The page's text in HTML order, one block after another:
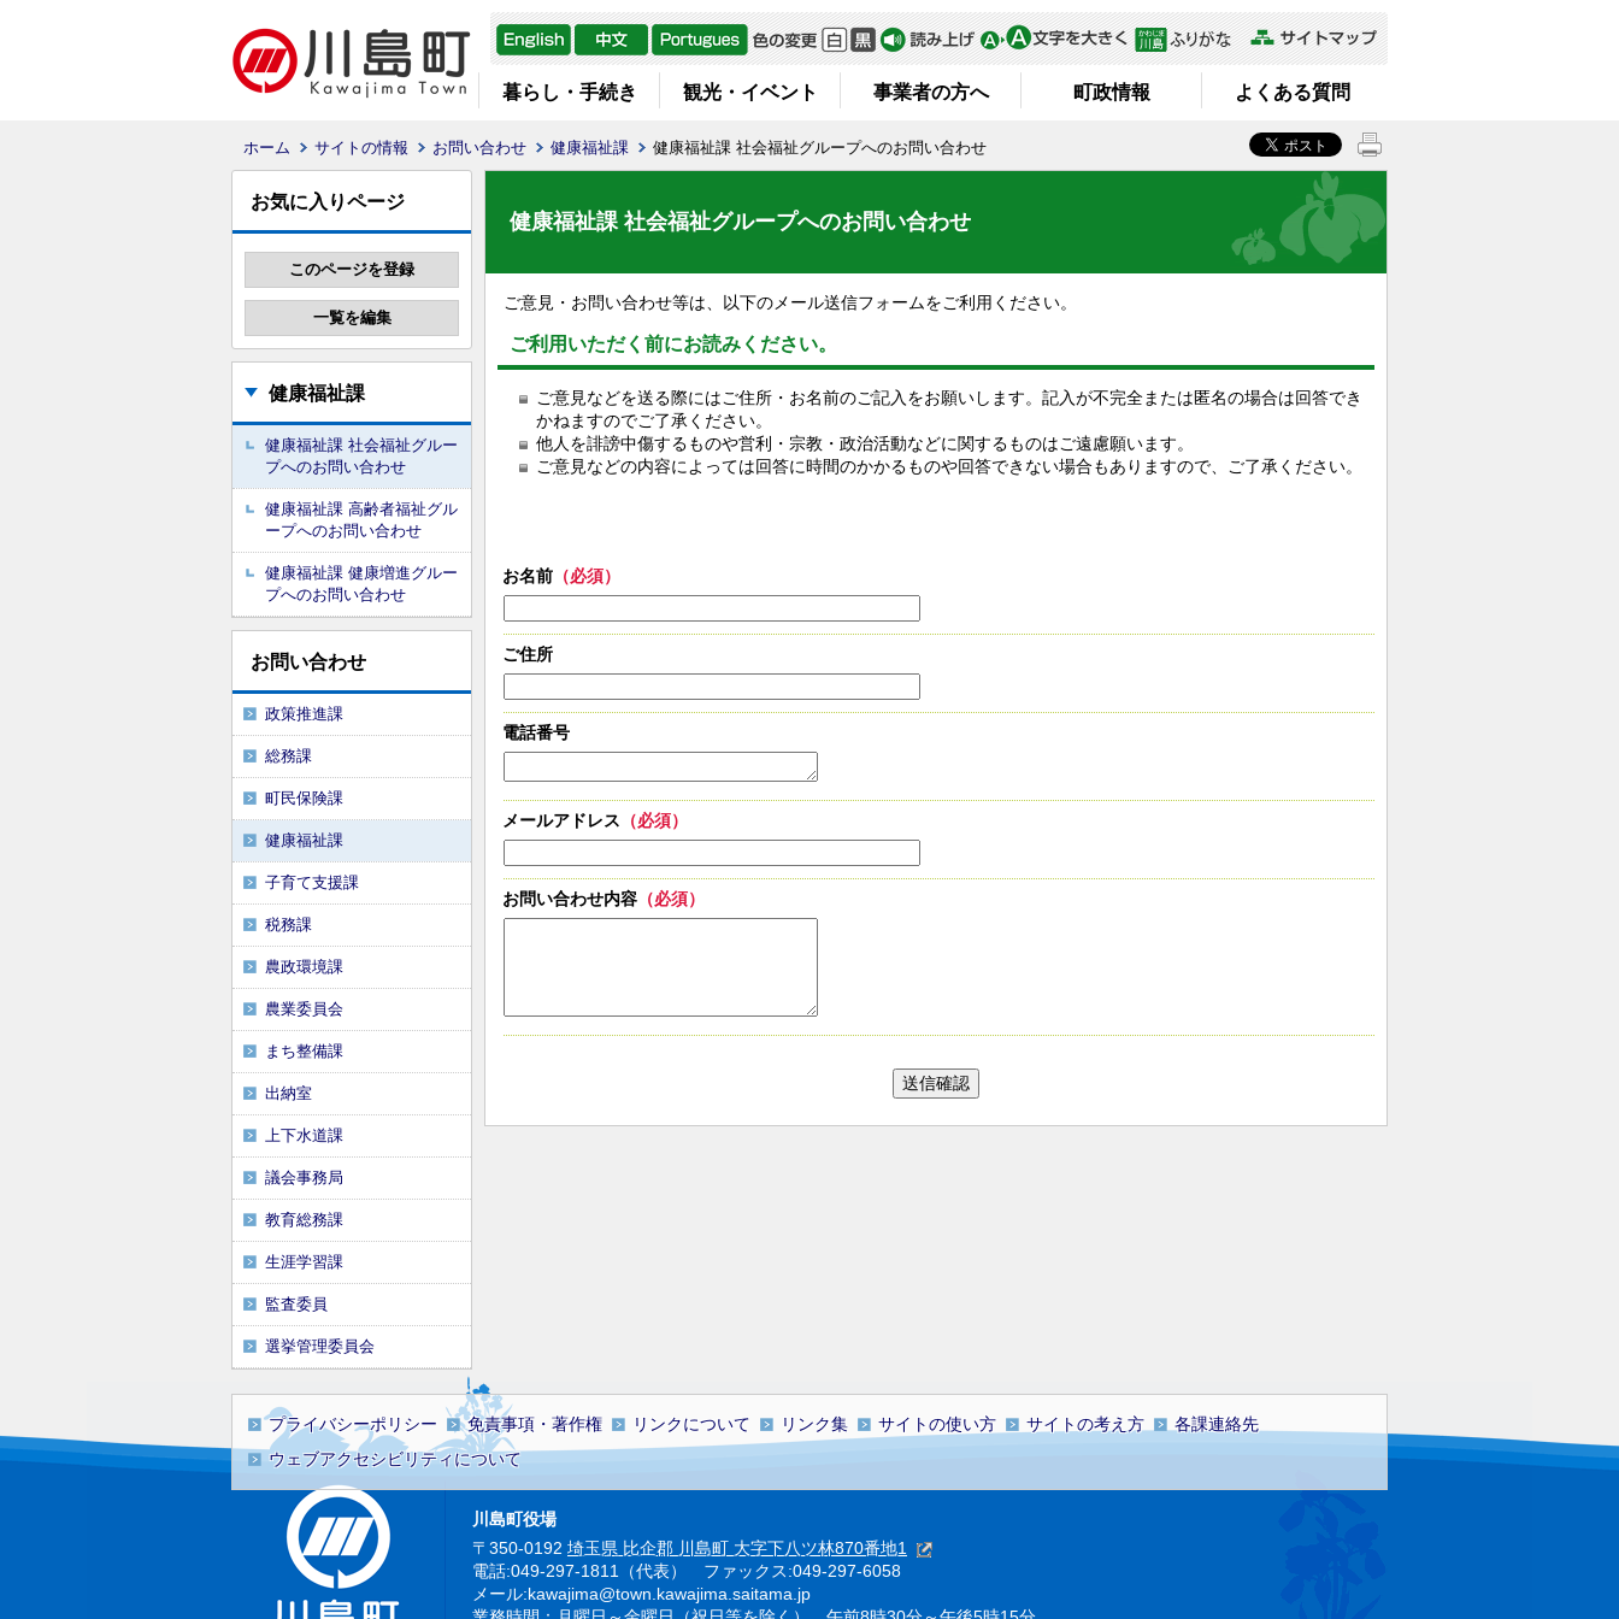
暮らし・手続き 観光・イベント 事業者の方へ 町政情報 よくある質問
ホーム サイトの情報 お問い合わせ 健康福祉課 健康福祉課 社会福祉グループへのお問い合わせ
お気に入りページ
健康福祉課
健康福祉課 社会福祉グルー
プへのお問い合わせ
健康福祉課 高齢者福祉グル
ープへのお問い合わせ
健康福祉課 健康増進グルー
プへのお問い合わせ
お問い合わせ
政策推進課
総務課
町民保険課
健康福祉課
子育て支援課
税務課
農政環境課
農業委員会
まち整備課
出納室
上下水道課
議会事務局
教育総務課
生涯学習課
監査委員
選挙管理委員会
健康福祉課 社会福祉グループへのお問い合わせ
ご意見・お問い合わせ等は、以下のメール送信フォームをご利用ください。
ご利用いただく前にお読みください。
ご意見などを送る際にはご住所・お名前のご記入をお願いします。記入が不完全または匿名の場合は回答でき
かねますのでご了承ください。
他人を誹謗中傷するものや営利・宗教・政治活動などに関するものはご遠慮願います。
ご意見などの内容によっては回答に時間のかかるものや回答できない場合もありますので、ご了承ください。
お名前 （必須）
ご住所
電話番号
メールアドレス （必須）
お問い合わせ内容 （必須）
プライバシーポリシー 免責事項・著作権 リンクについて リンク集 サイトの使い方 サイトの考え方
各課連絡先
ウェブアクセシビリティについて
川島町役場
〒350-0192 埼玉県 比企郡 川島町 大字下八ツ林870番地1
電話:049-297-1811（代表） ファックス:049-297-6058
メール:kawajima@town.kawajima.saitama.jp